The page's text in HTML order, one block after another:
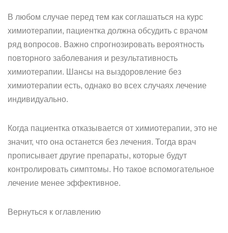
В любом случае перед тем как соглашаться на курс
химиотерапии, пациентка должна обсудить с врачом
ряд вопросов. Важно спрогнозировать вероятность
повторного заболевания и результативность
химиотерапии. Шансы на выздоровление без
химиотерапии есть, однако во всех случаях лечение
индивидуально.
Когда пациентка отказывается от химиотерапии, это не
значит, что она останется без лечения. Тогда врач
прописывает другие препараты, которые будут
контролировать симптомы. Но такое вспомогательное
лечение менее эффективное.
Вернуться к оглавлению